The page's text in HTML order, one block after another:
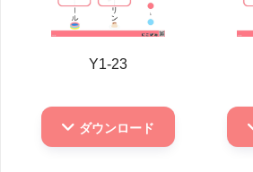
Y1-23
ダウンロード